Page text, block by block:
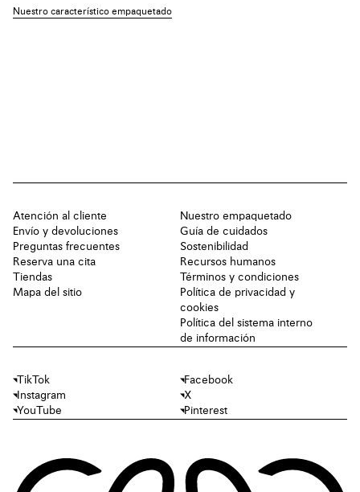
Nuestro característico empaquetado
Atención al cliente
Envío y devoluciones
Preguntas frecuentes
Reserva una cita
Tiendas
Mapa del sitio
Nuestro empaquetado
Guía de cuidados
Sostenibilidad
Recursos humanos
Términos y condiciones
Política de privacidad y
cookies
Política del sistema interno
de información
TikTok
Facebook
Instagram
X
YouTube
Pinterest